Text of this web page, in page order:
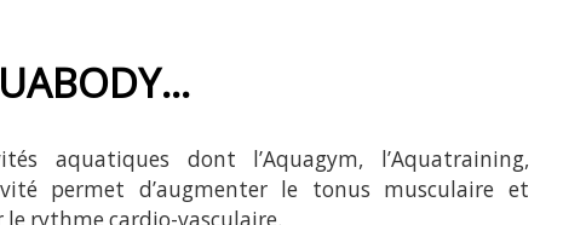
aquatiques dont l’Aquagym, l’Aquatraining,
permet d’augmenter le tonus musculaire et